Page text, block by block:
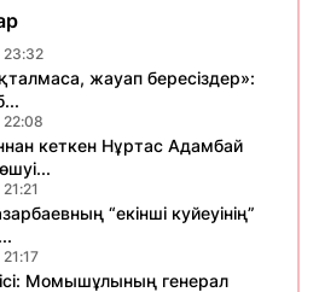
23:32
жауап бересіздер»:
22:08
кеткен Нұртас Адамбай
21:21
“екінші куйеуінің”
21:17
Момышұлының генерал